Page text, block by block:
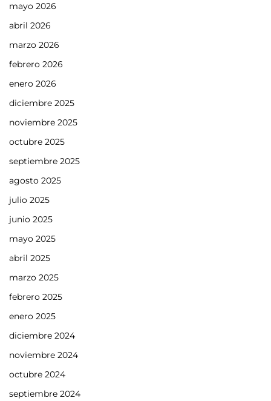
mayo 2026
abril 2026
marzo 2026
febrero 2026
enero 2026
diciembre 2025
noviembre 2025
octubre 2025
septiembre 2025
agosto 2025
julio 2025
junio 2025
mayo 2025
abril 2025
marzo 2025
febrero 2025
enero 2025
diciembre 2024
noviembre 2024
octubre 2024
septiembre 2024